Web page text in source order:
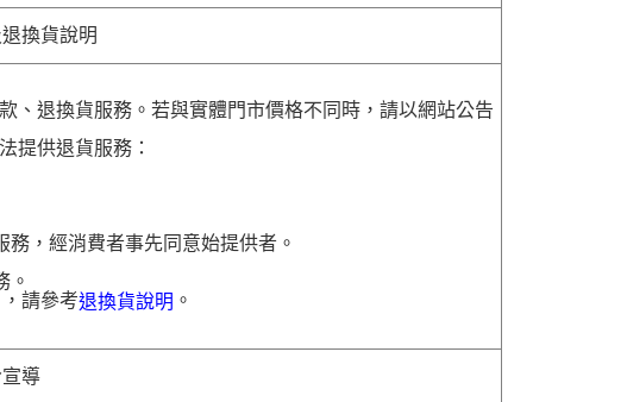
換貨說明
、退換貨服務。若與實體門市價格不同時，請以網站公告
提供退貨服務：
，經消費者事先同意始提供者。
。
請參考退換貨說明 。
導